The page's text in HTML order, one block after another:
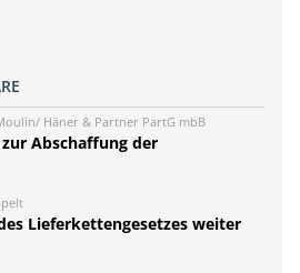
Häner & Partner PartG mbB
Abschaffung der
Lieferkettengesetzes weiter